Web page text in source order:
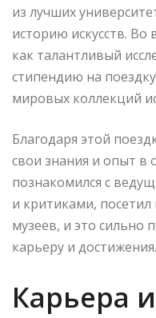
из лучших
историю искусств. Во
как талантливый
стипендию на
мировых коллекций
Благодаря этой
свои знания и опыт в
познакомился с
и критиками,
музеев, и это сильно
карьеру и достижения.
Карьера и